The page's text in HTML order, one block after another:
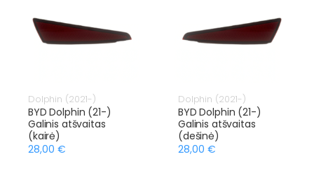
Dolphin (2021-)
BYD Dolphin (21-)
Galinis atšvaitas
(kairė)
28,00 €
Dolphin (2021-)
BYD Dolphin (21-)
Galinis atšvaitas
(dešinė)
28,00 €